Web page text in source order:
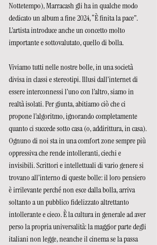
Nottetempo), Marracash gli ha in qualche modo
dedicato un album a fine 2024, “È finita la pace”.
L’artista introduce anche un concetto molto
importante e sottovalutato, quello di bolla.
Viviamo tutti nelle nostre bolle, in una società
divisa in classi e stereotipi. Illusi dall’internet di
essere interconnessi l’uno con l’altro, siamo in
realtà isolati. Per giunta, abitiamo ciò che ci
propone l’algoritmo, ignorando completamente
quanto ci succede sotto casa (o, addirittura, in casa).
Ognuno di noi sta in una comfort zone sempre più
oppressiva che rende intolleranti, ciechi e
invisibili. Scrittori e intellettuali di vario genere si
trovano all’interno di queste bolle: il loro pensiero
è irrilevante perché non esce dalla bolla, arriva
soltanto a un pubblico fidelizzato altrettanto
intollerante e cieco. È la cultura in generale ad aver
perso la propria universalità: la maggior parte degli
italiani non legge, neanche il cinema se la passa